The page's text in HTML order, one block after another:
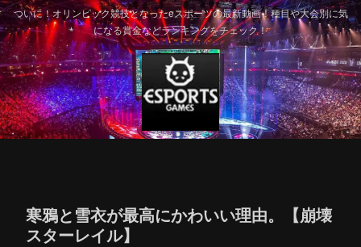
ついに！オリンピック競技となったeスポーツの最新動画！種目や大会別に気
になる賞金などランキングをチェック！
寒鴉と雪衣が最高にかわいい理由。【崩壊
スターレイル】